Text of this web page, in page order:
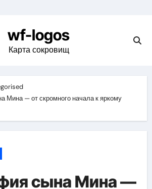
wf-logos
Карта сокровищ
Мина — от скромного начала к яркому
сына Мина —